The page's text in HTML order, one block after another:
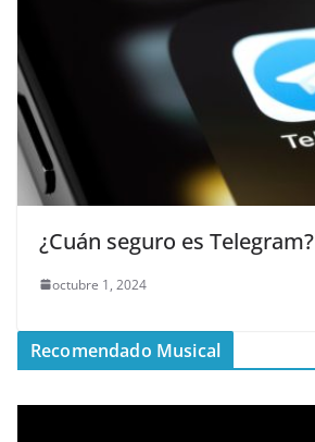
¿Cuán seguro es Telegram?
octubre 1, 2024
Recomendado Musical